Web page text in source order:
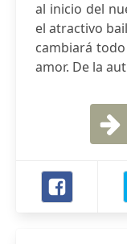
al inicio del
el atractivo
cambiará
amor. De la